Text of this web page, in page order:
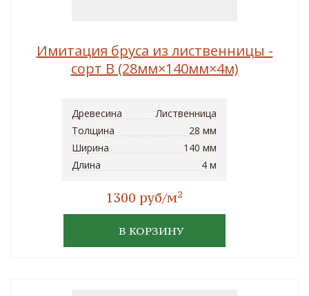
Имитация бруса из лиственницы -
сорт B (28мм×140мм×4м)
Древесина
Лиственница
Толщина
28 мм
Ширина
140 мм
Длина
4 м
1300 руб/м2
В КОРЗИНУ